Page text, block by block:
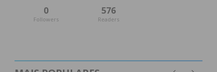
0
Followers
576
Readers